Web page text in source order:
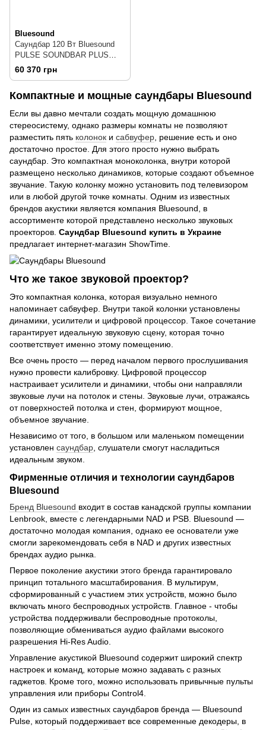
Bluesound
Саундбар 120 Вт Bluesound
PULSE SOUNDBAR PLUS
White
60 370 грн
Компактные и мощные саундбары Bluesound
Если вы давно мечтали создать мощную домашнюю
стереосистему, однако размеры комнаты не позволяют
разместить пять колонок и сабвуфер , решение есть и оно
достаточно простое. Для этого просто нужно выбрать
саундбар. Это компактная моноколонка, внутри которой
размещено несколько динамиков, которые создают объемное
звучание. Такую колонку можно установить под телевизором
или в любой другой точке комнаты. Одним из известных
брендов акустики является компания Bluesound, в
ассортименте которой представлено несколько звуковых
проекторов. Саундбар Bluesound купить в Украине
предлагает интернет-магазин ShowTime.
Что же такое звуковой проектор?
Это компактная колонка, которая визуально немного
напоминает сабвуфер. Внутри такой колонки установлены
динамики, усилители и цифровой процессор. Такое сочетание
гарантирует идеальную звуковую сцену, которая точно
соответствует именно этому помещению.
Все очень просто — перед началом первого прослушивания
нужно провести калибровку. Цифровой процессор
настраивает усилители и динамики, чтобы они направляли
звуковые лучи на потолок и стены. Звуковые лучи, отражаясь
от поверхностей потолка и стен, формируют мощное,
объемное звучание.
Независимо от того, в большом или маленьком помещении
установлен саундбар , слушатели смогут насладиться
идеальным звуком.
Фирменные отличия и технологии саундбаров
Bluesound
Бренд Bluesound входит в состав канадской группы компании
Lenbrook, вместе с легендарными NAD и PSB. Bluesound —
достаточно молодая компания, однако ее основатели уже
смогли зарекомендовать себя в NAD и других известных
брендах аудио рынка.
Первое поколение акустики этого бренда гарантировало
принцип тотального масштабирования. В мультирум,
сформированный с участием этих устройств, можно было
включать много беспроводных устройств. Главное - чтобы
устройства поддерживали беспроводные протоколы,
позволяющие обмениваться аудио файлами высокого
разрешения Hi-Res Audio.
Управление акустикой Bluesound содержит широкий спектр
настроек и команд, которые можно задавать с разных
гаджетов. Кроме того, можно использовать привычные пульты
управления или приборы Control4.
Один из самых известных саундбаров бренда — Bluesound
Pulse, который поддерживает все современные декодеры, в